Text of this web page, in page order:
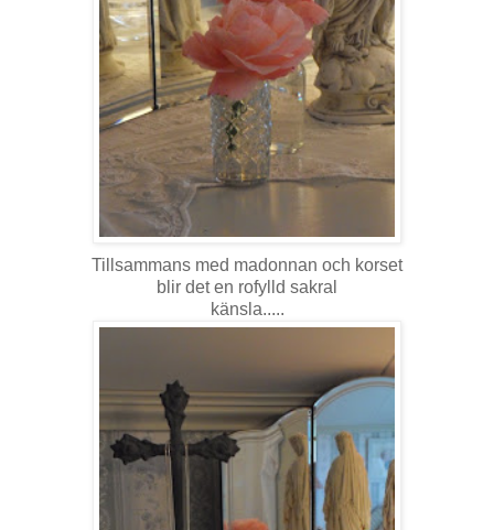
Tillsammans med madonnan och korset
blir det en rofylld sakral
känsla.....